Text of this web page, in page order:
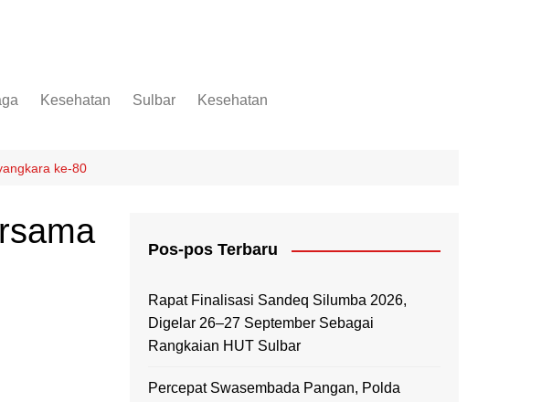
Kesehatan Sulbar
Mamasa
Kesehatan
ke-80
Pos-pos Terbaru
Rapat Finalisasi Sandeq Silumba 2026,
Digelar 26–27 September Sebagai
Rangkaian HUT Sulbar
Percepat Swasembada Pangan, Polda